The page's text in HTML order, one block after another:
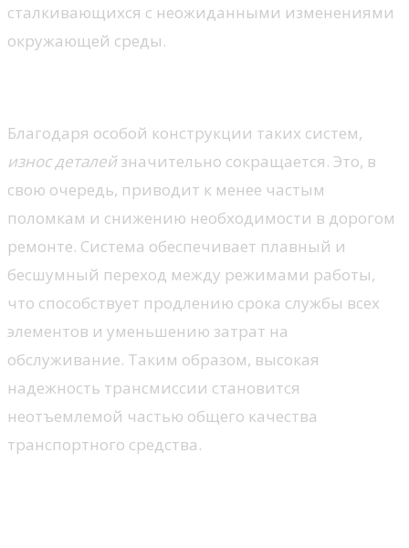
сталкивающихся с неожиданными изменениями
окружающей среды.
Благодаря особой конструкции таких систем,
износ деталейзначительно сокращается. Это, в
свою очередь, приводит к менее частым
поломкам и снижению необходимости в дорогом
ремонте. Система обеспечивает плавный и
бесшумный переход между режимами работы,
что способствует продлению срока службы всех
элементов и уменьшению затрат на
обслуживание. Таким образом, высокая
надежность трансмиссии становится
неотъемлемой частью общего качества
транспортного средства.